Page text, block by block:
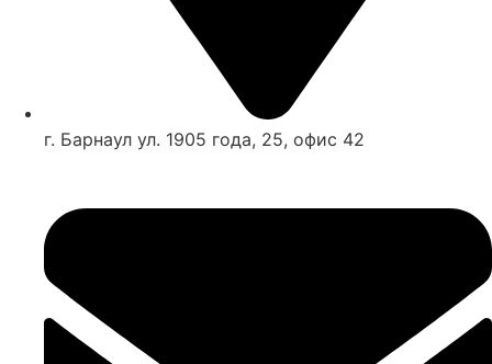
г. Барнаул ул. 1905 года, 25, офис 42